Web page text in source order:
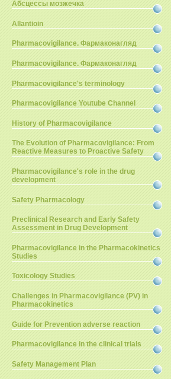
Абсцессы мозжечка
Allantioin
Pharmacovigilance. Фармаконагляд
Pharmacovigilance. Фармаконагляд
Pharmacovigilance's terminology
Pharmacovigilance Youtube Channel
History of Pharmacovigilance
The Evolution of Pharmacovigilance: From
Reactive Measures to Proactive Safety
Pharmacovigilance's role in the drug
development
Safety Pharmacology
Preclinical Research and Early Safety
Assessment in Drug Development
Pharmacovigilance in the Pharmacokinetics
Studies
Toxicology Studies
Challenges in Pharmacovigilance (PV) in
Pharmacokinetics
Guide for Prevention adverse reaction
Pharmacovigilance in the clinical trials
Safety Management Plan